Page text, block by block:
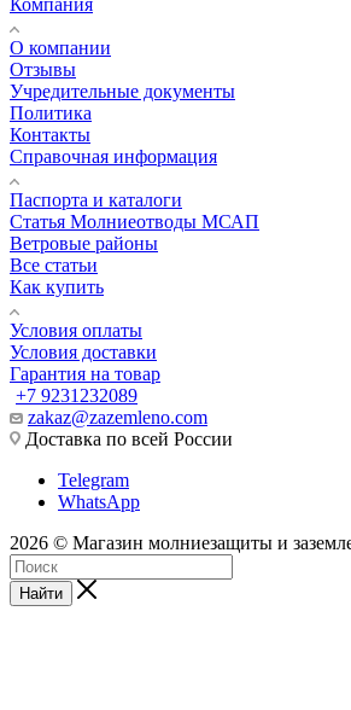
О компании
Отзывы
Учредительные документы
Политика
Контакты
Справочная информация
Паспорта и каталоги
Статья Молниеотводы МСАП
Ветровые районы
Все статьи
Как купить
Условия оплаты
Условия доставки
Гарантия на товар
+7 9231232089
zakaz@zazemleno.com
Доставка по всей России
Telegram
WhatsApp
2026 © Магазин молниезащиты и
Найти